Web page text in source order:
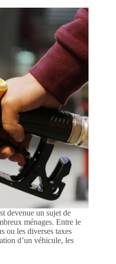
devenue un sujet de
ménages. Entre le
ou les diverses taxes
d’un véhicule, les